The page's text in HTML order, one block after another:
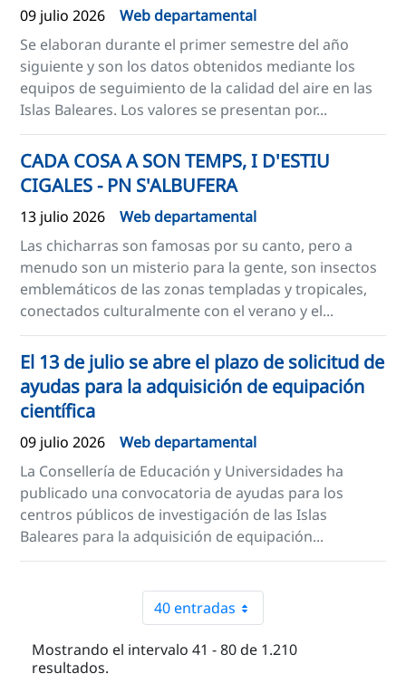
09 julio 2026
Web departamental
Se elaboran durante el primer semestre del año
siguiente y son los datos obtenidos mediante los
equipos de seguimiento de la calidad del aire en las
Islas Baleares. Los valores se presentan por...
CADA COSA A SON TEMPS, I D'ESTIU
CIGALES - PN S'ALBUFERA
13 julio 2026
Web departamental
Las chicharras son famosas por su canto, pero a
menudo son un misterio para la gente, son insectos
emblemáticos de las zonas templadas y tropicales,
conectados culturalmente con el verano y el...
El 13 de julio se abre el plazo de solicitud de
ayudas para la adquisición de equipación
científica
09 julio 2026
Web departamental
La Consellería de Educación y Universidades ha
publicado una convocatoria de ayudas para los
centros públicos de investigación de las Islas
Baleares para la adquisición de equipación...
40 entradas
Mostrando el intervalo 41 - 80 de 1.210
resultados.